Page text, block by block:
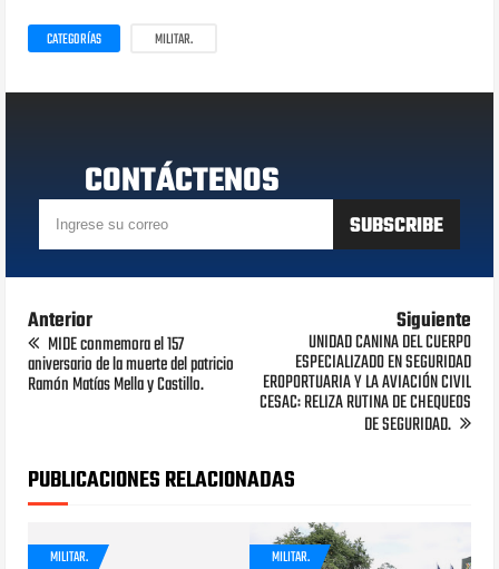
CATEGORÍAS MILITAR.
CONTÁCTENOS
Anterior
MIDE conmemora el 157
aniversario de la muerte del patricio
Ramón Matías Mella y Castillo.
Siguiente
UNIDAD CANINA DEL CUERPO
ESPECIALIZADO EN SEGURIDAD
EROPORTUARIA Y LA AVIACIÓN CIVIL
CESAC: RELIZA RUTINA DE CHEQUEOS
DE SEGURIDAD.
PUBLICACIONES RELACIONADAS
MILITAR. MILITAR.